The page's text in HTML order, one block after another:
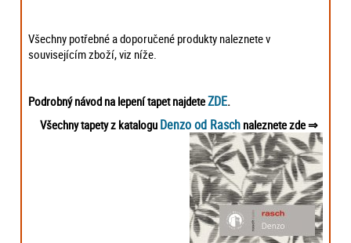
Všechny potřebné a doporučené produkty naleznete v
souvisejícím zboží, viz níže.
Podrobný návod na lepení tapet najdeteZDE.
Všechny tapety z katalogu Denzo od Raschnaleznete zde⇒